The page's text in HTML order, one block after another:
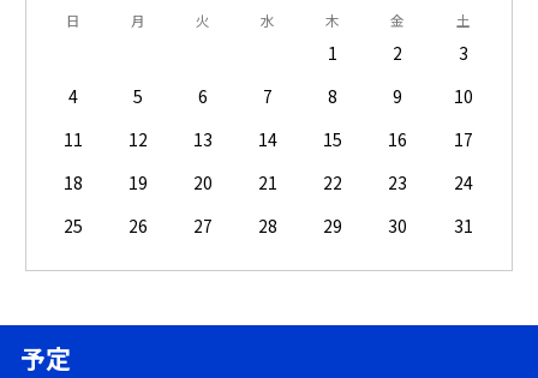
日 月 火 水 木 金 土
1 2
3
4
5 6 7 8 9
10
11
12 13 14 15 16
17
18
19 20 21 22 23
24
25
26 27 28 29 30 31
予定